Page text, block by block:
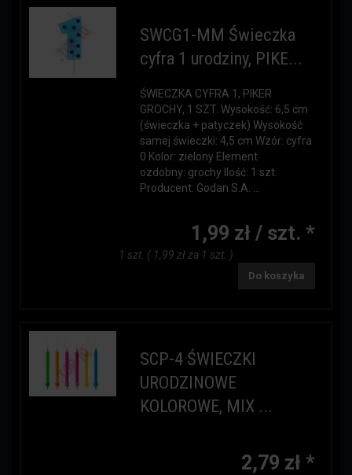
SWCG1-MM Świeczka
cyfra 1 urodziny, PIKE...
ŚWIECZKA CYFRA 1, PIKER
GROCHY, 1 SZT. Wysokość: 6,5 cm
(świeczka + patyczek) Wysokość
samej świeczki: 4,5 cm Wzór: cyfra
0 Kolor: zielony Element
ozdobny: grochy Ilość: 1 szt.
Producent: Godan S.A. ...
1,99 zł / szt. *
1 szt. ( 1,99 zł za 1 szt. )
Do koszyka
SCP-4 ŚWIECZKI
URODZINOWE
KOLOROWE, MIX ...
2,79 zł *